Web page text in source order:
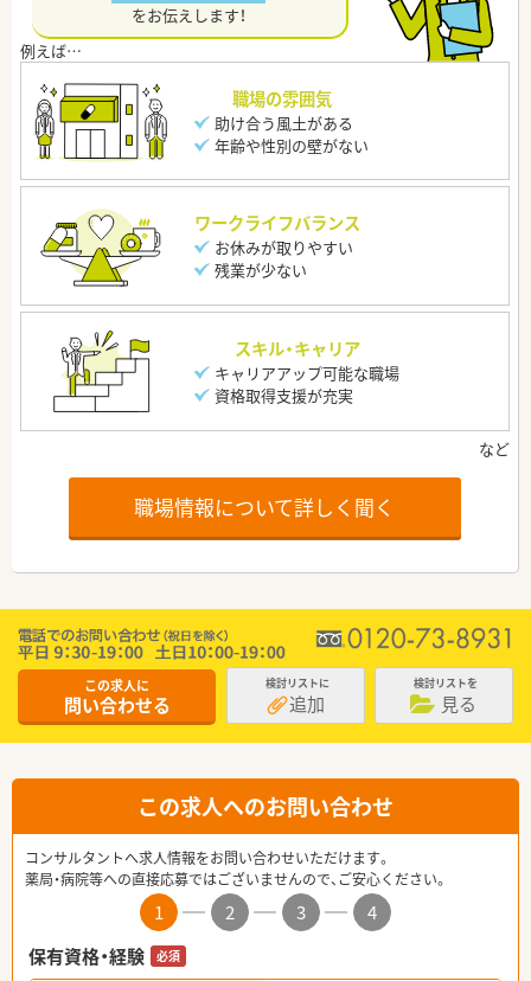
をお伝えします！
職場の雰囲気
助け合う風土がある
年齢や性別の壁がない
ワークライフバランス
お休みが取りやすい
残業が少ない
スキル・キャリア
キャリアアップ可能な職場
資格取得支援が充実
職場情報について詳しく聞く
この求人に
問い合わせる
検討リストに
追加
検討リストを
見る
この求人へのお問い合わせ
コンサルタントへ求人情報をお問い合わせいただけます。
薬局・病院等への直接応募ではございませんので、ご安心ください。
1 2 3
4
保有資格・経験
必須